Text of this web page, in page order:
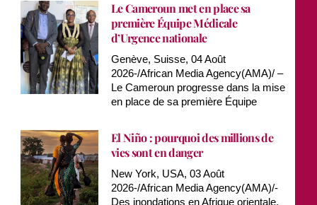
Le Cameroun met en place sa
première Équipe Médicale
d’Urgence nationale
Genève, Suisse, 04 Août
2026-/African Media Agency(AMA)/ –
Le Cameroun progresse dans la mise
en place de sa première Équipe
El Niño : pourquoi des millions de
vies sont en danger
New York, USA, 03 Août
2026-/African Media Agency(AMA)/-
Des inondations en Afrique orientale,